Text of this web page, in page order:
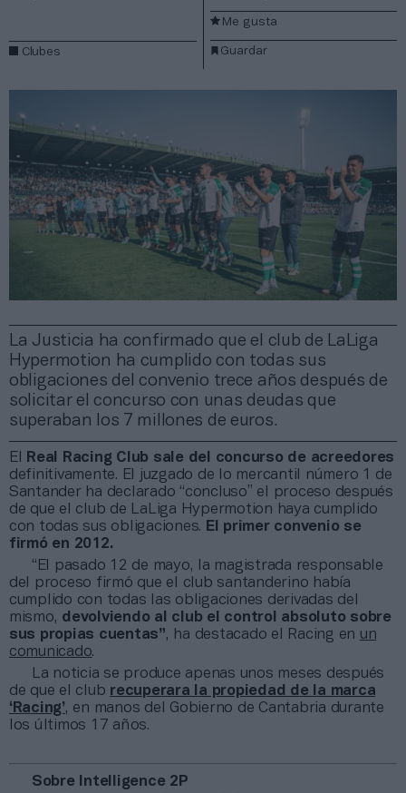
La Justicia ha confirmado que el club de LaLiga
Hypermotion ha cumplido con todas sus
obligaciones del convenio trece años después de
solicitar el concurso con unas deudas que
superaban los 7 millones de euros.
Clubes Guardar
Me gusta
El
Real Racing Club sale del concurso de acreedores
definitivamente. El juzgado de lo mercantil número 1 de
Santander ha declarado “concluso” el proceso después
de que el club de LaLiga Hypermotion haya cumplido
con todas sus obligaciones. El primer convenio se
firmó en 2012.
“El pasado 12 de mayo, la magistrada responsable
del proceso firmó que el club santanderino había
cumplido con todas las obligaciones derivadas del
mismo, devolviendo al club el control absoluto sobre
sus propias cuentas”, ha destacado el Racing en un
comunicado.
La noticia se produce apenas unos meses después
de que el club recuperara la propiedad de la marca
‘Racing’, en manos del Gobierno de Cantabria durante
los últimos 17 años.
Sobre Intelligence 2P